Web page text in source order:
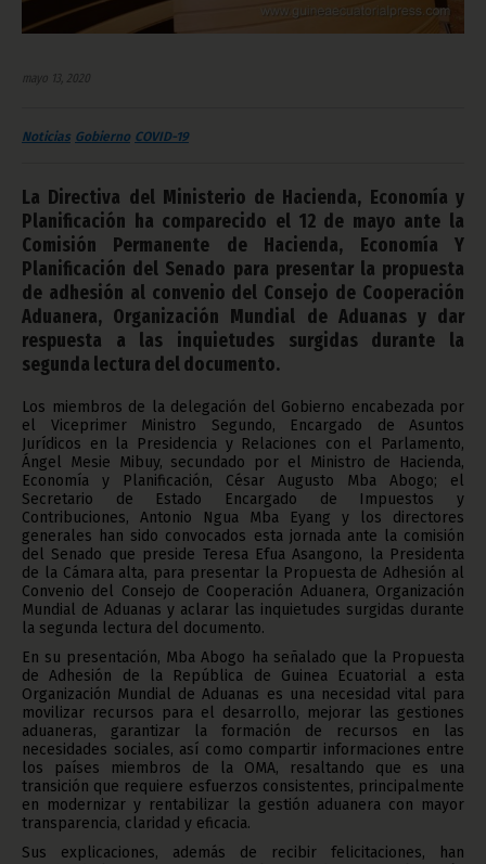
mayo 13, 2020
Noticias Gobierno COVID-19
La Directiva del Ministerio de Hacienda, Economía y
Planificación ha comparecido el 12 de mayo ante la
Comisión Permanente de Hacienda, Economía Y
Planificación del Senado para presentar la propuesta
de adhesión al convenio del Consejo de Cooperación
Aduanera, Organización Mundial de Aduanas y dar
respuesta a las inquietudes surgidas durante la
segunda lectura del documento.
Los miembros de la delegación del Gobierno encabezada por
el Viceprimer Ministro Segundo, Encargado de Asuntos
Jurídicos en la Presidencia y Relaciones con el Parlamento,
Ángel Mesie Mibuy, secundado por el Ministro de Hacienda,
Economía y Planificación, César Augusto Mba Abogo; el
Secretario de Estado Encargado de Impuestos y
Contribuciones, Antonio Ngua Mba Eyang y los directores
generales han sido convocados esta jornada ante la comisión
del Senado que preside Teresa Efua Asangono, la Presidenta
de la Cámara alta, para presentar la Propuesta de Adhesión al
Convenio del Consejo de Cooperación Aduanera, Organización
Mundial de Aduanas y aclarar las inquietudes surgidas durante
la segunda lectura del documento.
En su presentación, Mba Abogo ha señalado que la Propuesta
de Adhesión de la República de Guinea Ecuatorial a esta
Organización Mundial de Aduanas es una necesidad vital para
movilizar recursos para el desarrollo, mejorar las gestiones
aduaneras, garantizar la formación de recursos en las
necesidades sociales, así como compartir informaciones entre
los países miembros de la OMA, resaltando que es una
transición que requiere esfuerzos consistentes, principalmente
en modernizar y rentabilizar la gestión aduanera con mayor
transparencia, claridad y eficacia.
Sus explicaciones, además de recibir felicitaciones, han